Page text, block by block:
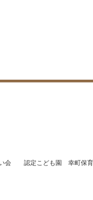
い会 認定こども園 幸町保育